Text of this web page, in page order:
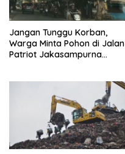
Jangan Tunggu Korban,
Warga Minta Pohon di Jalan
Patriot Jakasampurna